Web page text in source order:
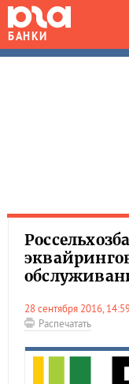
БАНКИ
28 сентября 2016,
Распечатать